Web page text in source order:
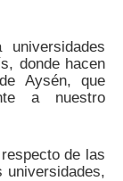
donde hacen
Aysén, que
a nuestro
de las